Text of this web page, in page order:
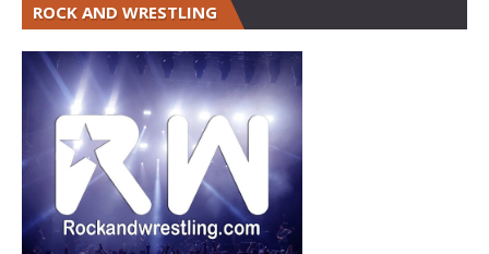
ROCK AND WRESTLING